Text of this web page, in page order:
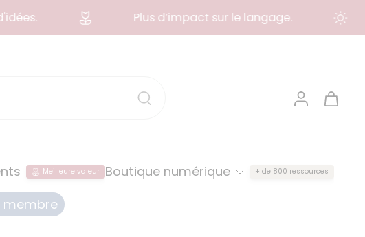
Plus d’impact sur le langage.
Meilleure valeur Boutique numérique + de 800 ressources
membre